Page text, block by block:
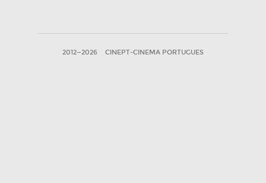
2012—2026 CINEPT-CINEMA PORTUGUES